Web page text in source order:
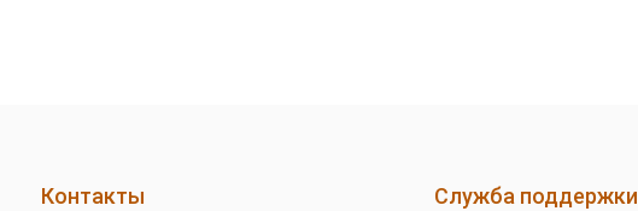
Контакты Служба поддержки